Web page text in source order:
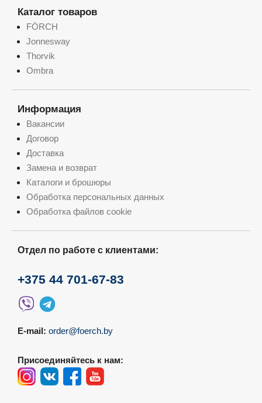
Каталог товаров
FÖRCH
Jonnesway
Thorvik
Ombra
Информация
Вакансии
Договор
Доставка
Замена и возврат
Каталоги и брошюры
Обработка персональных данных
Обработка файлов cookie
Отдел по работе с клиентами:
+375 44 701-67-83
E-mail: order@foerch.by
Присоединяйтесь к нам: